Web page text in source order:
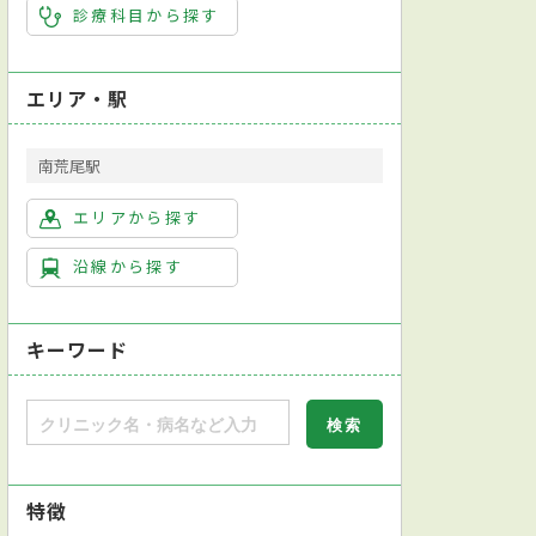
診療科目から探す
エリア・駅
南荒尾駅
エリアから探す
沿線から探す
キーワード
特徴